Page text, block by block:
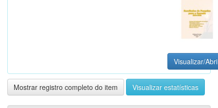
Visualizar/
Mostrar registro completo do item Visualizar estatísticas